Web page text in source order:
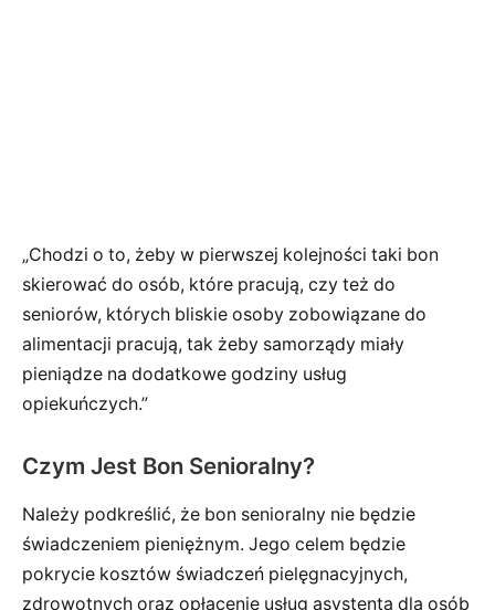
„Chodzi o to, żeby w pierwszej kolejności taki bon
skierować do osób, które pracują, czy też do
seniorów, których bliskie osoby zobowiązane do
alimentacji pracują, tak żeby samorządy miały
pieniądze na dodatkowe godziny usług
opiekuńczych.”
Czym Jest Bon Senioralny?
Należy podkreślić, że bon senioralny nie będzie
świadczeniem pieniężnym. Jego celem będzie
pokrycie kosztów świadczeń pielęgnacyjnych,
zdrowotnych oraz opłacenie usług asystenta dla osób